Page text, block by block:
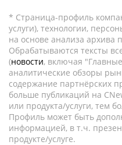
* Страница-профиль
услуги), технологии,
на основе анализа архива
Обрабатываются тексты
(новости, включая
аналитические обзоры
содержание партнёрских
больше публикаций на
или продукта/услуги, тем
Профиль может быть
информацией, в т.ч.
продукте/услуге.